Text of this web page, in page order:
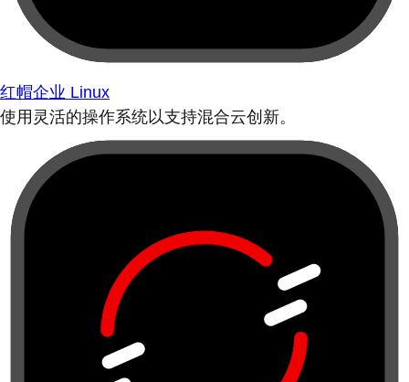
红帽企业 Linux
使用灵活的操作系统以支持混合云创新。